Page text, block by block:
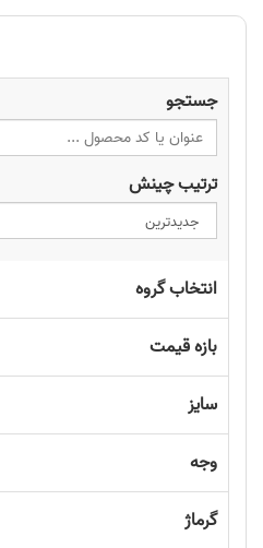
جستجو
ترتیب چینش
انتخاب گروه
بازه قیمت
سایز
وجه
گرماژ